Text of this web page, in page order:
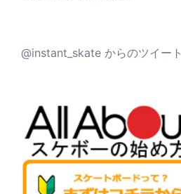
@instant_skate からのツイート